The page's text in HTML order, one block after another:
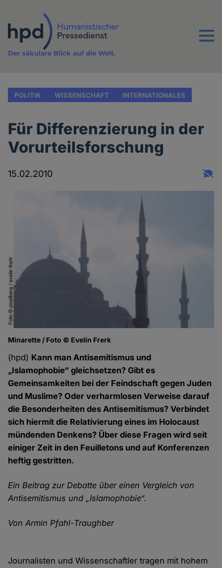
Inhalt
Menu
Der säkulare Blick auf die Welt.
POLITIK WISSENSCHAFT INTERNATIONALES
Für Differenzierung in der
Vorurteilsforschung
15.02.2010
Minarette / Foto © Evelin Frerk
(hpd) Kann man Antisemitismus und
„Islamophobie“ gleichsetzen? Gibt es
Gemeinsamkeiten bei der Feindschaft gegen Juden
und Muslime? Oder verharmlosen Verweise darauf
die Besonderheiten des Antisemitismus? Verbindet
sich hiermit die Relativierung eines im Holocaust
mündenden Denkens? Über diese Fragen wird seit
einiger Zeit in den Feuilletons und auf Konferenzen
heftig gestritten.
Ein Beitrag zur Debatte über einen Vergleich von
Antisemitismus und „Islamophobie“.
Von Armin Pfahl-Traughber
Journalisten und Wissenschaftler tragen mit hohem